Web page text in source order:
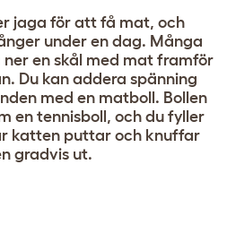
jaga för att få mat, och
under en dag. Många
en skål med mat framför
Du kan addera spänning
med en matboll. Bollen
en tennisboll, och du fyller
katten puttar och knuffar
gradvis ut.